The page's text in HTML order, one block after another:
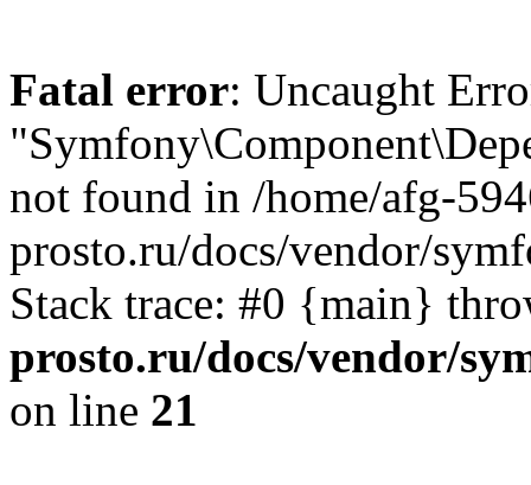
Fatal error: Uncaught
not found in /home/afg-
prosto.ru/docs/vendor/
Stack trace: #0 {main}
prosto.ru/docs/vendor/
on line 21